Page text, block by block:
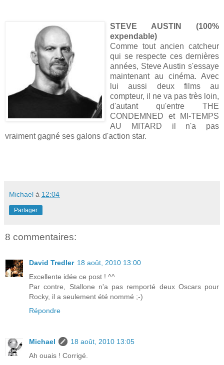
STEVE AUSTIN (100%
expendable)
Comme tout ancien catcheur
qui se respecte ces dernières
années, Steve Austin s'essaye
maintenant au cinéma. Avec
lui aussi deux films au
compteur, il ne va pas très loin,
d'autant qu'entre THE
CONDEMNED et MI-TEMPS
AU MITARD il n'a pas
vraiment gagné ses galons d'action star.
Michael à 12:04
Partager
8 commentaires:
David Tredler 18 août, 2010 13:00
Excellente idée ce post ! ^^
Par contre, Stallone n'a pas remporté deux Oscars pour
Rocky, il a seulement été nommé ;-)
Répondre
Michael
18 août, 2010 13:05
Ah ouais ! Corrigé.